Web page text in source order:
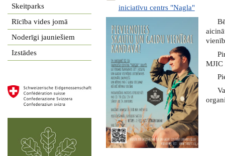
Skeitparks
Rīcība vides jomā
Noderīgi jauniešiem
Izstādes
iniciatīvu centrs "Nagla"
MJIC